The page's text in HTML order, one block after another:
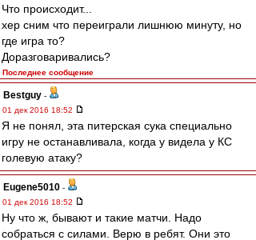
Что происходит...
хер сним что переиграли лишнюю минуту, но
где игра то?
Доразговаривались?
Последнее сообщение
Bestguy -
01 дек 2016 18:52
Я не понял, эта питерская сука специально
игру не останавливала, когда у видела у КС
голевую атаку?
Eugene5010 -
01 дек 2016 18:52
Ну что ж, бывают и такие матчи. Надо
собраться с силами. Верю в ребят. Они это